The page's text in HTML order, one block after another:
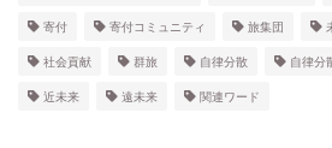
寄付 寄付コミュニティ 旅集団
社会貢献 群旅 自律分散 自律分
近未来 遠未来 関連ワード